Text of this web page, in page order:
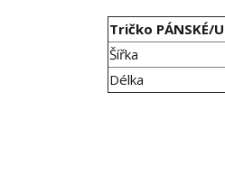
Tričko PÁNSKÉ/
Šířka
Délka